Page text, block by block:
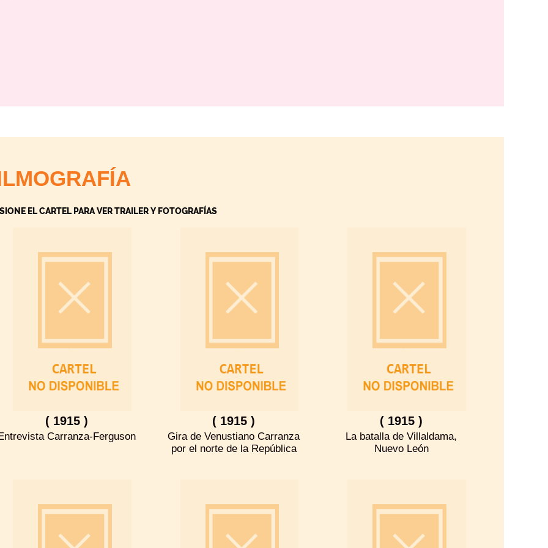
EL CARTEL PARA VER TRAILER Y FOTOGRAFÍAS
( 1915 )
Carranza-Ferguson
( 1915 )
Gira de Venustiano Carranza
por el norte de la República
( 1915 )
La batalla de Villaldama,
Nuevo León